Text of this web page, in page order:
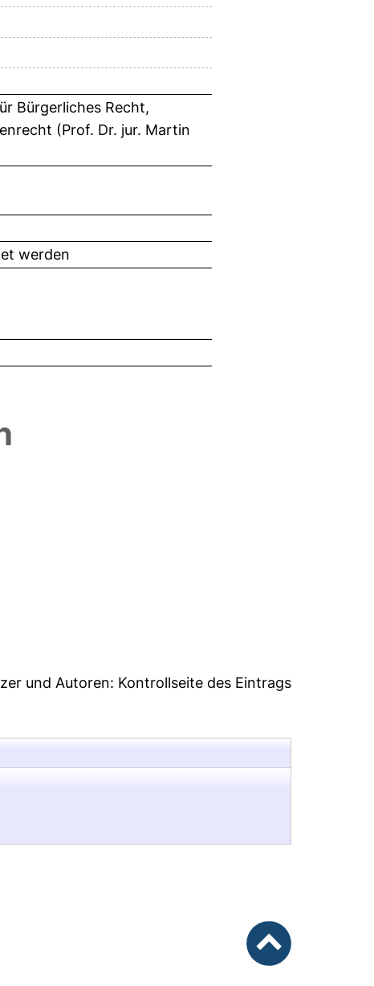
Bürgerliches Recht,
(Prof. Dr. jur. Martin
werden
und Autoren: Kontrollseite des Eintrags